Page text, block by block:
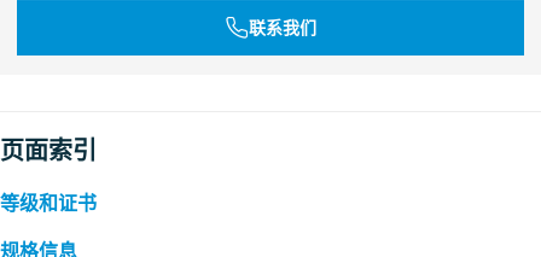
联系我们
页面索引
等级和证书
规格信息